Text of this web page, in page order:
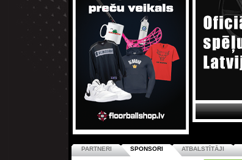
PARTNERI SPONSORI ATBALSTĪTĀJI